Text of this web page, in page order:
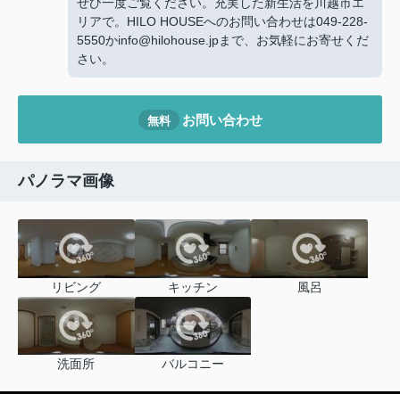
リアで。HILO HOUSEへのお問い合わせは049-228-
5550かinfo@hilohouse.jpまで、お気軽にお寄せくだ
さい。
無料 お問い合わせ
パノラマ画像
リビング キッチン 風呂
洗面所 バルコニー